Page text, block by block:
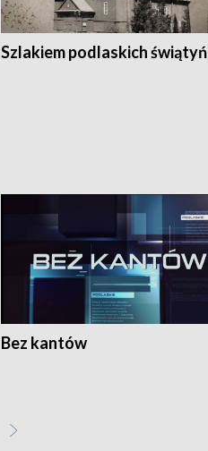
Szlakiem podlaskich świątyń
Bez kantów